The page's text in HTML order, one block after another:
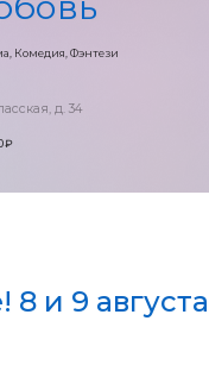
Комедия, Фэнтези
д. 34
₽
и 9 августа